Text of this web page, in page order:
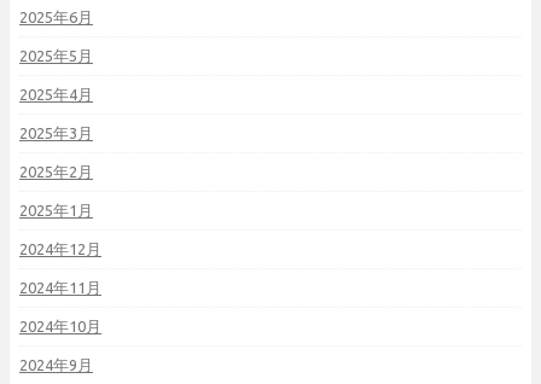
2025年6月
2025年5月
2025年4月
2025年3月
2025年2月
2025年1月
2024年12月
2024年11月
2024年10月
2024年9月